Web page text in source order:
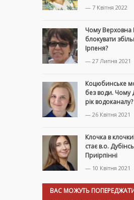
— 7 Квітня 2022
Чому Верховна
блокувати
Ірпеня?
— 27 Липня 2021
Коцюбинське
без води. Чому
рік водоканалу?
— 26 Квітня 2021
Клочка в
стає в.о.
Приірпінні
— 10 Квітня 2021
ВАС МОЖУТЬ